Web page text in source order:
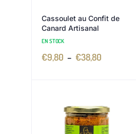
Cassoulet au Confit de
Canard Artisanal
EN STOCK
€9,80 – €38,80